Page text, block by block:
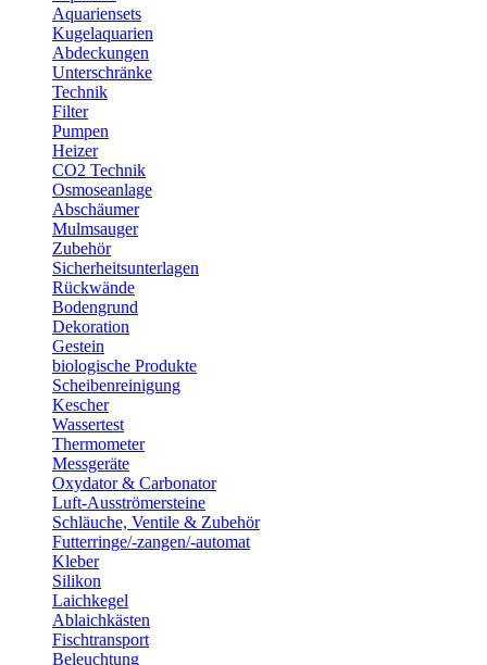
Aquariensets
Kugelaquarien
Abdeckungen
Unterschränke
Technik
Filter
Pumpen
Heizer
CO2 Technik
Osmoseanlage
Abschäumer
Mulmsauger
Zubehör
Sicherheitsunterlagen
Rückwände
Bodengrund
Dekoration
Gestein
biologische Produkte
Scheibenreinigung
Kescher
Wassertest
Thermometer
Messgeräte
Oxydator & Carbonator
Luft-Ausströmersteine
Schläuche, Ventile & Zubehör
Futterringe/-zangen/-automat
Kleber
Silikon
Laichkegel
Ablaichkästen
Fischtransport
Beleuchtung